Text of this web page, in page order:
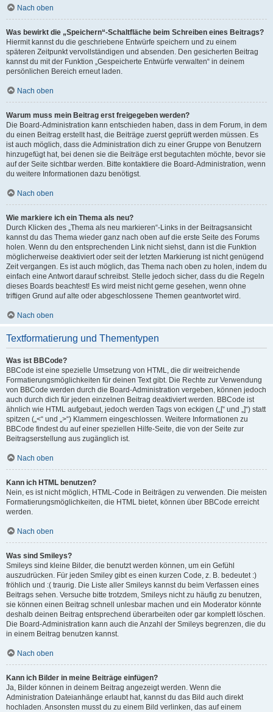
Nach oben
Was bewirkt die „Speichern“-Schaltfläche beim Schreiben eines Beitrags?
Hiermit kannst du die geschriebene Entwürfe speichern und zu einem
späteren Zeitpunkt vervollständigen und absenden. Den gesicherten Beitrag
kannst du mit der Funktion „Gespeicherte Entwürfe verwalten“ in deinem
persönlichen Bereich erneut laden.
Nach oben
Warum muss mein Beitrag erst freigegeben werden?
Die Board-Administration kann entschieden haben, dass in dem Forum, in dem
du einen Beitrag erstellt hast, die Beiträge zuerst geprüft werden müssen. Es
ist auch möglich, dass die Administration dich zu einer Gruppe von Benutzern
hinzugefügt hat, bei denen sie die Beiträge erst begutachten möchte, bevor sie
auf der Seite sichtbar werden. Bitte kontaktiere die Board-Administration, wenn
du weitere Informationen dazu benötigst.
Nach oben
Wie markiere ich ein Thema als neu?
Durch Klicken des „Thema als neu markieren“-Links in der Beitragsansicht
kannst du das Thema wieder ganz nach oben auf die erste Seite des Forums
holen. Wenn du den entsprechenden Link nicht siehst, dann ist die Funktion
möglicherweise deaktiviert oder seit der letzten Markierung ist nicht genügend
Zeit vergangen. Es ist auch möglich, das Thema nach oben zu holen, indem du
einfach eine Antwort darauf schreibst. Stelle jedoch sicher, dass du die Regeln
dieses Boards beachtest! Es wird meist nicht gerne gesehen, wenn ohne
triftigen Grund auf alte oder abgeschlossene Themen geantwortet wird.
Nach oben
Textformatierung und Thementypen
Was ist BBCode?
BBCode ist eine spezielle Umsetzung von HTML, die dir weitreichende
Formatierungsmöglichkeiten für deinen Text gibt. Die Rechte zur Verwendung
von BBCode werden durch die Board-Administration vergeben, können jedoch
auch durch dich für jeden einzelnen Beitrag deaktiviert werden. BBCode ist
ähnlich wie HTML aufgebaut, jedoch werden Tags von eckigen („[“ und „]“) statt
spitzen („<“ und „>“) Klammern eingeschlossen. Weitere Informationen zu
BBCode findest du auf einer speziellen Hilfe-Seite, die von der Seite zur
Beitragserstellung aus zugänglich ist.
Nach oben
Kann ich HTML benutzen?
Nein, es ist nicht möglich, HTML-Code in Beiträgen zu verwenden. Die meisten
Formatierungsmöglichkeiten, die HTML bietet, können über BBCode erreicht
werden.
Nach oben
Was sind Smileys?
Smileys sind kleine Bilder, die benutzt werden können, um ein Gefühl
auszudrücken. Für jeden Smiley gibt es einen kurzen Code, z. B. bedeutet :)
fröhlich und :( traurig. Die Liste aller Smileys kannst du beim Verfassen eines
Beitrags sehen. Versuche bitte trotzdem, Smileys nicht zu häufig zu benutzen,
sie können einen Beitrag schnell unlesbar machen und ein Moderator könnte
deshalb deinen Beitrag entsprechend überarbeiten oder gar komplett löschen.
Die Board-Administration kann auch die Anzahl der Smileys begrenzen, die du
in einem Beitrag benutzen kannst.
Nach oben
Kann ich Bilder in meine Beiträge einfügen?
Ja, Bilder können in deinem Beitrag angezeigt werden. Wenn die
Administration Dateianhänge erlaubt hat, kannst du das Bild auch direkt
hochladen. Ansonsten musst du zu einem Bild verlinken, das auf einem